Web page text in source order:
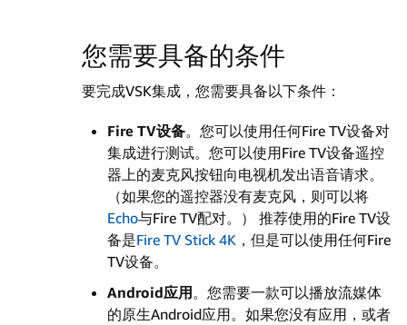
您需要具备的条件
要完成VSK集成，您需要具备以下条件：
Fire TV设备。您可以使用任何Fire TV设备对
集成进行测试。您可以使用Fire TV设备遥控
器上的麦克风按钮向电视机发出语音请求。
（如果您的遥控器没有麦克风，则可以将
Echo与Fire TV配对。） 推荐使用的Fire TV设
备是Fire TV Stick 4K ，但是可以使用任何Fire
TV设备。
Android应用 。您需要一款可以播放流媒体
的原生Android应用。如果您没有应用，或者